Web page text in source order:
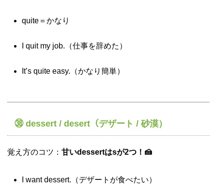
quite＝かなり
I quit my job.（仕事を辞めた）
It’s quite easy.（かなり簡単）
㊳ dessert / desert（デザート / 砂漠）
覚え方のコツ： 甘いdessertはsが2つ！🍰
I want dessert.（デザートが食べたい）